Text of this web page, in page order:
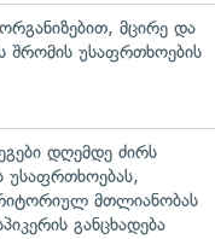
მცირე და
შრომის უსაფრთხოების
დღემდე ძირს
უსაფრთხოებას,
მთლიანობას
განცხადება